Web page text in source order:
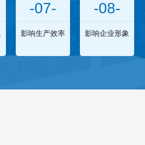
-07-
影响生产效率
-08-
影响企业形象